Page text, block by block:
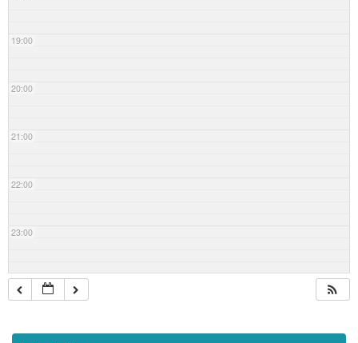
19:00
20:00
21:00
22:00
23:00